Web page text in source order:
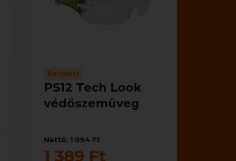
Portwest
PS12 Tech Look
védőszemüveg
Nettó: 1 094 Ft
1 389 Ft